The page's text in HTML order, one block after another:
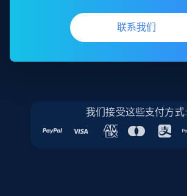
联系我们
我们接受这些支付方式: